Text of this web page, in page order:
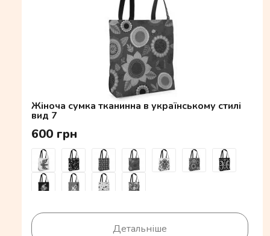
Жіноча сумка тканинна в українському стилі
вид 7
600 грн
Детальніше